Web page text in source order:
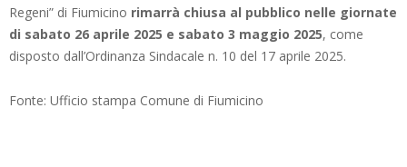
Regeni” di Fiumicino rimarrà chiusa al pubblico nelle giornate
di sabato 26 aprile 2025 e sabato 3 maggio 2025, come
disposto dall’Ordinanza Sindacale n. 10 del 17 aprile 2025.
Fonte: Ufficio stampa Comune di Fiumicino